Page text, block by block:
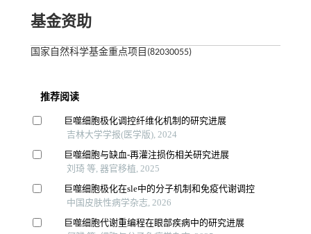
基金资助
国家自然科学基金重点项目(82030055)